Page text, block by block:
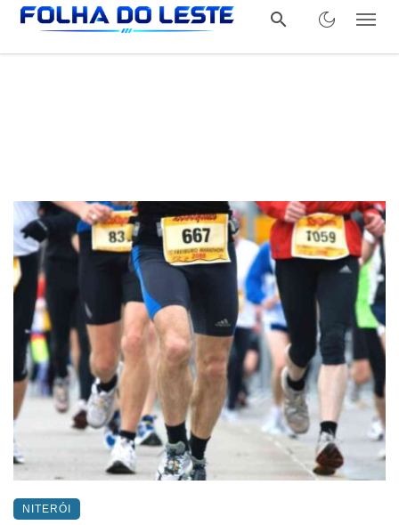
NITERÓI